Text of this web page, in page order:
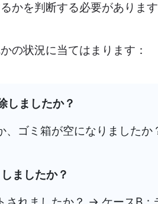
かを判断する必要があります
の状況に当てはまります：
しましたか？
ゴミ箱が空になりました
ましたか？